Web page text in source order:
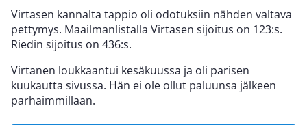
Virtasen kannalta tappio oli odotuksiin nähden valtava
pettymys. Maailmanlistalla Virtasen sijoitus on 123:s.
Riedin sijoitus on 436:s.
Virtanen loukkaantui kesäkuussa ja oli parisen
kuukautta sivussa. Hän ei ole ollut paluunsa jälkeen
parhaimmillaan.